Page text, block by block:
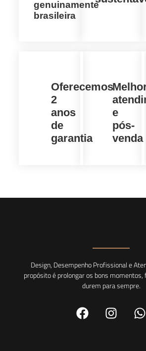
genuinamente
brasileira
Oferecemos
2
anos
de
garantia
e
pós-
venda
Design, Desempenho Profissional e
propósito é prolongar os bons momentos,
durem para sempre.